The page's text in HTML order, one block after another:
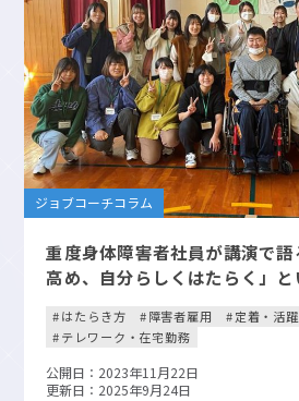
ジョブコーチコラム
重度身体障害者社員が講演で
高め、自分らしくはたらく」と
はたらき方 障害者雇用 定着・活躍
テレワーク・在宅勤務
公開日：2023年11月22日
更新日：2025年9月24日